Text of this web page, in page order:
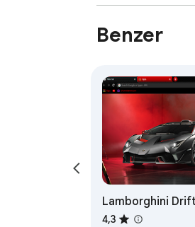
Benzer
Lamborghini Drift
4,3